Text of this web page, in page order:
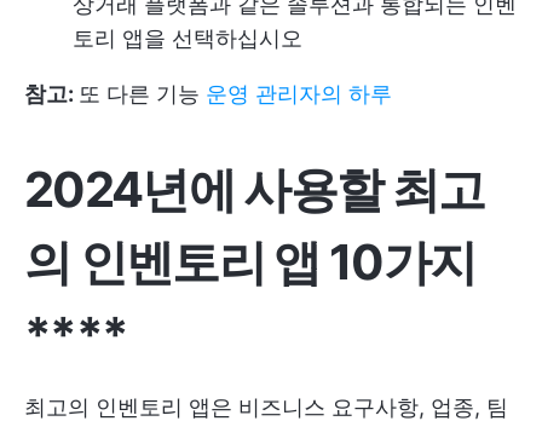
토리 앱을 선택하십시오
참고: 또 다른 기능 운영 관리자의 하루
2024년에 사용할 최고
의 인벤토리 앱 10가지
****
최고의 인벤토리 앱은 비즈니스 요구사항, 업종, 팀